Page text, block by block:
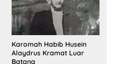
Karomah Habib Husein
Alaydrus Kramat Luar
Batang